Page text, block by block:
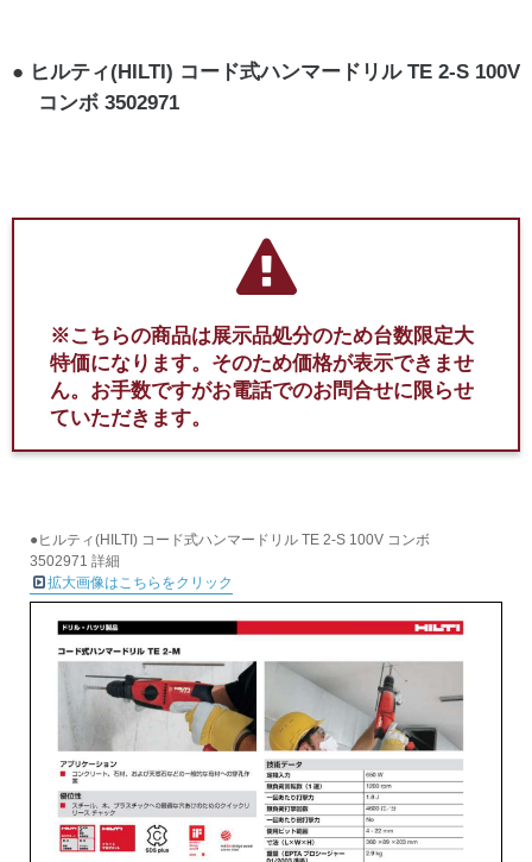
ヒルティ(HILTI) コード式ハンマードリル TE 2-S 100V
コンボ 3502971
※こちらの商品は展示品処分のため台数限定大
特価になります。そのため価格が表示できませ
ん。お手数ですがお電話でのお問合せに限らせ
ていただきます。
●ヒルティ(HILTI) コード式ハンマードリル TE 2-S 100V コンボ
3502971 詳細
拡大画像はこちらをクリック